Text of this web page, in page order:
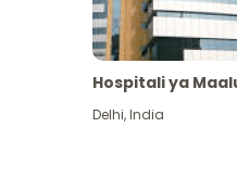
Hospitali ya
Delhi,India